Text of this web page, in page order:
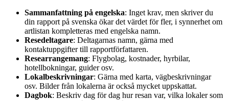
Sammanfattning på engelska: Inget krav, men skriver du
din rapport på svenska ökar det värdet för fler, i synnerhet om
artlistan kompletteras med engelska namn.
Resedeltagare: Deltagarnas namn, gärna med
kontaktuppgifter till rapportförfattaren.
Researrangemang: Flygbolag, kostnader, hyrbilar,
hotellbokningar, guider osv.
Lokalbeskrivningar: Gärna med karta, vägbeskrivningar
osv. Bilder från lokalerna är också mycket uppskattat.
Dagbok: Beskriv dag för dag hur resan var, vilka lokaler som